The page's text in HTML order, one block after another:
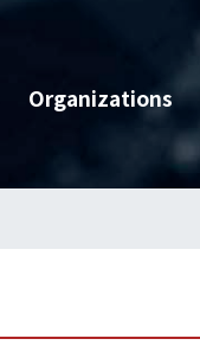
Organizations